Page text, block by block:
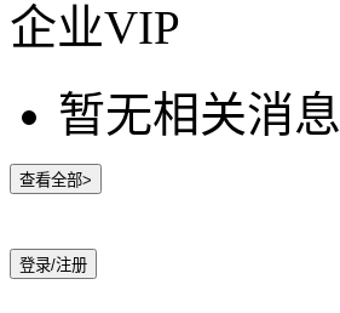
企业VIP
暂无相关消息
查看全部>
登录/注册